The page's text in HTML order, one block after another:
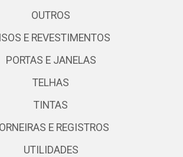
OUTROS
E REVESTIMENTOS
PORTAS E JANELAS
TELHAS
TINTAS
E REGISTROS
UTILIDADES